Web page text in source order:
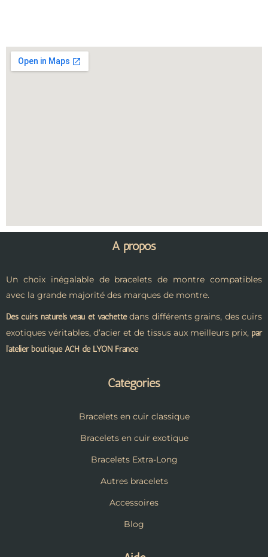
A propos
Un choix inégalable de bracelets de montre compatibles
avec la grande majorité des marques de montre.
Des cuirs naturels veau et vachettedans différents grains, des cuirs
exotiques véritables, d’acier et de tissus aux meilleurs prix, par
l’atelier boutique ACH de LYON France
Catégories
Bracelets en cuir classique
Bracelets en cuir exotique
Bracelets Extra-Long
Autres bracelets
Accessoires
Blog